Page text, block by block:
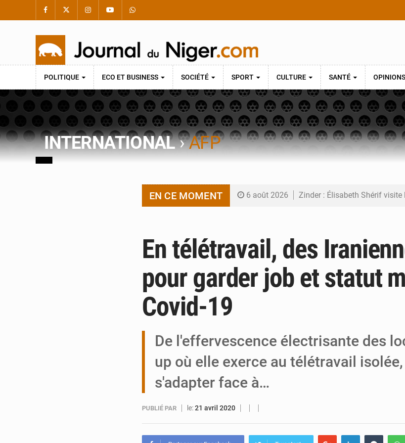
POLITIQUE ECO ET BUSINESS SOCIÉTÉ SPORT CULTURE SANTÉ OPINIONS
INTERNATIONAL›AFP
EN CE MOMENT 6 août 2026 Zinder : Élisabeth Shérif visite
6 août 2026 Niger : Bilan à mi-parcours
6 août 2026 Chasse aux gabegies à Niamey : 74
5 août 2026 Tibiri : le dialogue, nouveau
En télétravail, des
pour garder job et statut
Covid-19
De l'effervescence électrisante des
up où elle exerce au télétravail
s'adapter face à…
PUBLIÉ PAR le:21 avril 2020